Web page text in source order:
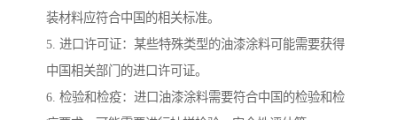
装材料应符合中国的相关标准。
5. 进口许可证：某些特殊类型的油漆涂料可能需要获得
中国相关部门的进口许可证。
6. 检验和检疫：进口油漆涂料需要符合中国的检验和检